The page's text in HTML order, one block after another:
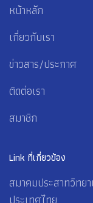
หน้าหลัก
เกี่ยวกับเรา
ข่าวสาร/ประกาศ
ติดต่อเรา
สมาชิก
Link ที่เกี่ยวข้อง
สมาคมประสาทวิทย